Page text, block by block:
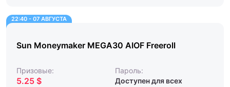
22:40 - 07 АВГУСТА
Sun Moneymaker MEGA30 AIOF Freeroll
Призовые:
5.25 $
Пароль:
Доступен для всех